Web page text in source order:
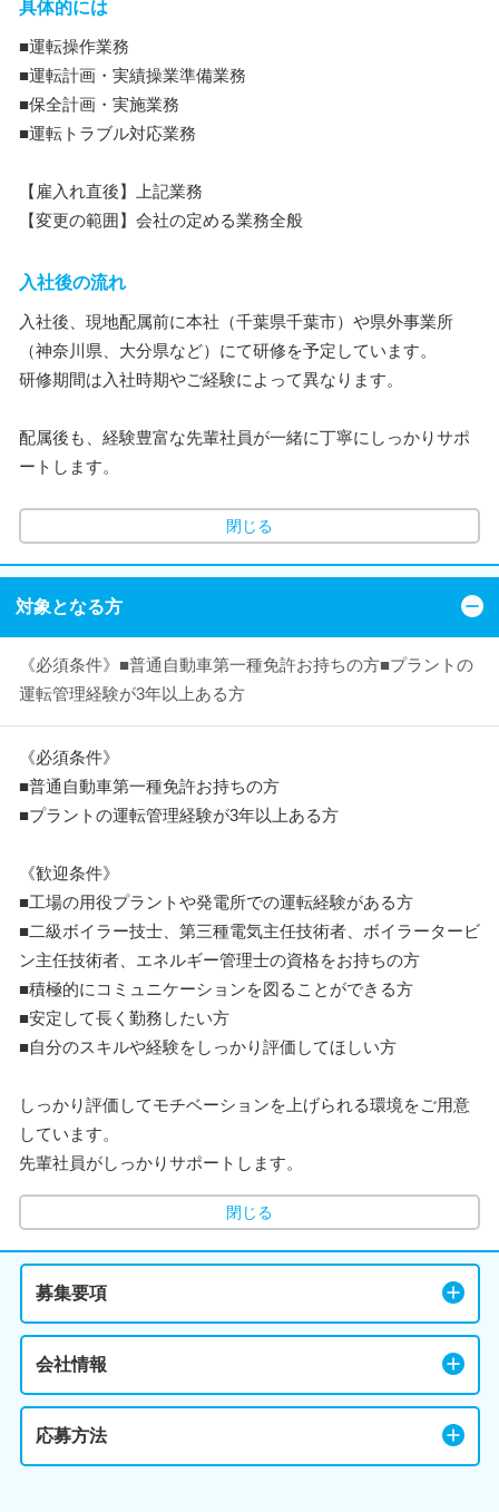
具体的には
■運転操作業務
■運転計画・実績操業準備業務
■保全計画・実施業務
■運転トラブル対応業務
【雇入れ直後】上記業務
【変更の範囲】会社の定める業務全般
入社後の流れ
入社後、現地配属前に本社（千葉県千葉市）や県外事業所
（神奈川県、大分県など）にて研修を予定しています。
研修期間は入社時期やご経験によって異なります。
配属後も、経験豊富な先輩社員が一緒に丁寧にしっかりサポ
ートします。
閉じる
対象となる方
《必須条件》■普通自動車第一種免許お持ちの方■プラントの
運転管理経験が3年以上ある方
《必須条件》
■普通自動車第一種免許お持ちの方
■プラントの運転管理経験が3年以上ある方
《歓迎条件》
■工場の用役プラントや発電所での運転経験がある方
■二級ボイラー技士、第三種電気主任技術者、ボイラータービ
ン主任技術者、エネルギー管理士の資格をお持ちの方
■積極的にコミュニケーションを図ることができる方
■安定して長く勤務したい方
■自分のスキルや経験をしっかり評価してほしい方
しっかり評価してモチベーションを上げられる環境をご用意
しています。
先輩社員がしっかりサポートします。
閉じる
募集要項
会社情報
応募方法